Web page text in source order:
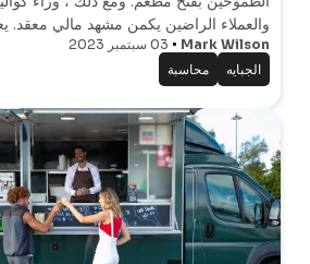
والعملاء الراضين يكمن مشهد مالي معقد.
أهم المقاييس لأي عمل تجاري ، وخاصة في
ما هو هامش الربح
Mark Wilson
03 سبتمبر 2023
الجبايه
محاسبة